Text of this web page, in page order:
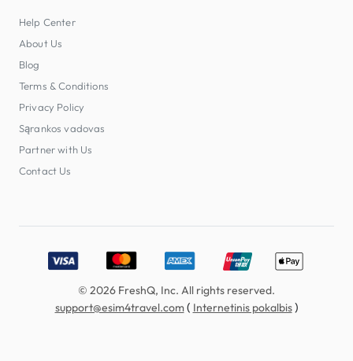
Help Center
About Us
Blog
Terms & Conditions
Privacy Policy
Sąrankos vadovas
Partner with Us
Contact Us
Accepted payment methods: Visa, MasterCard, American
© 2026 FreshQ, Inc. All rights reserved.
support@esim4travel.com( Internetinis pokalbis)